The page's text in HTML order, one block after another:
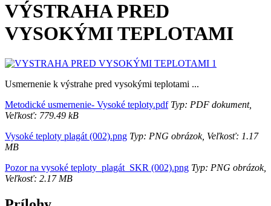
VÝSTRAHA PRED
VYSOKÝMI TEPLOTAMI
Usmernenie k výstrahe pred vysokými teplotami ...
Metodické usmernenie- Vysoké teploty.pdfTyp: PDF dokument,
Veľkosť: 779.49 kB
Vysoké teploty plagát (002).png Typ: PNG obrázok, Veľkosť: 1.17
MB
Pozor na vysoké teploty_plagát_SKR (002).png Typ: PNG obrázok,
Veľkosť: 2.17 MB